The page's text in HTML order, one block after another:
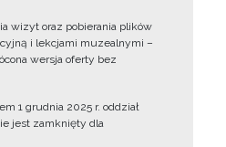
wizyt oraz pobierania plików
i lekcjami muzealnymi –
wersja oferty bez
1 grudnia 2025 r. oddział
jest zamknięty dla